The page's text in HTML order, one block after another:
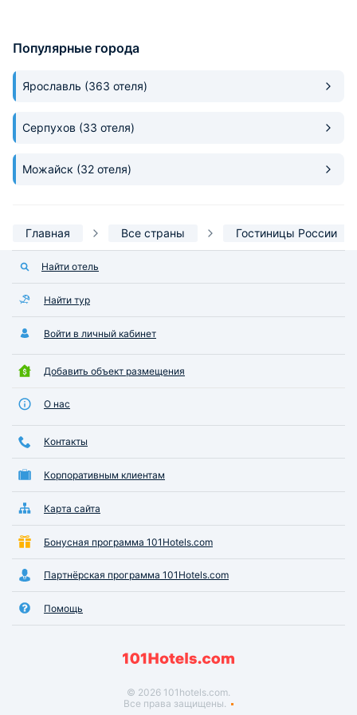
Популярные города
Ярославль (363 отеля)
Серпухов (33 отеля)
Можайск (32 отеля)
Главная Все страны Гостиницы России
Найти отель
Найти тур
Войти в личный кабинет
Добавить объект размещения
О нас
Контакты
Корпоративным клиентам
Карта сайта
Бонусная программа 101Hotels.com
Партнёрская программа 101Hotels.com
Помощь
© 2026 101hotels.com.
Все права защищены.